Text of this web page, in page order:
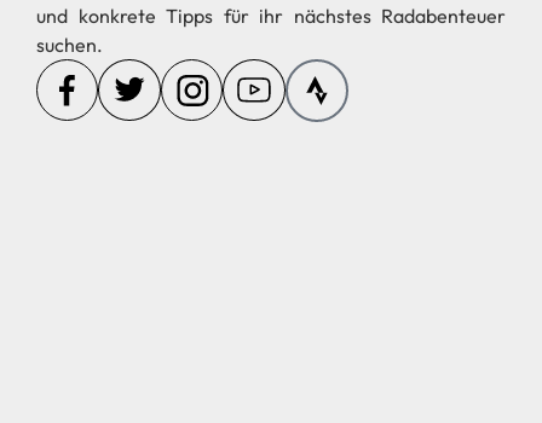
und konkrete Tipps für ihr nächstes Radabenteuer
suchen.